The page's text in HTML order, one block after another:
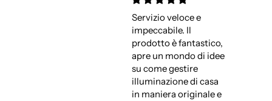
Servizio veloce e
impeccabile. Il
prodotto è fantastico,
apre un mondo di idee
su come gestire
illuminazione di casa
in maniera originale e